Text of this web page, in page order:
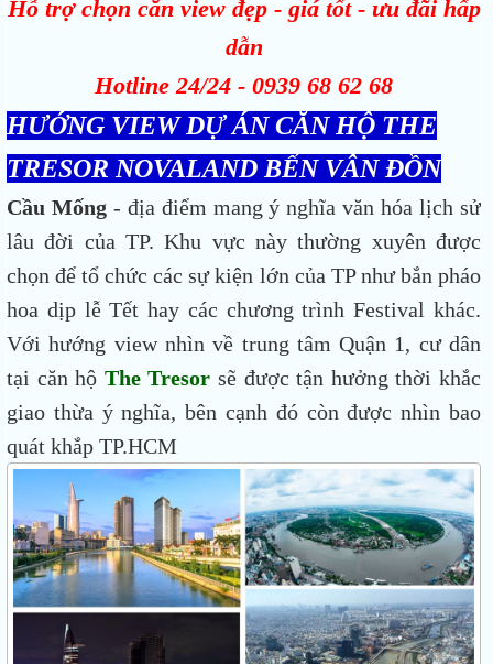
Hỗ trợ chọn căn view đẹp - giá tốt - ưu đãi hấp
dẫn
Hotline 24/24 - 0939 68 62 68
HƯỚNG VIEW DỰ ÁN CĂN HỘ THE
TRESOR NOVALAND BẾN VÂN ĐỒN
Cầu Mống- địa điểm mang ý nghĩa văn hóa lịch sử
lâu đời của TP. Khu vực này thường xuyên được
chọn để tổ chức các sự kiện lớn của TP như bắn pháo
hoa dịp lễ Tết hay các chương trình Festival khác.
Với hướng view nhìn về trung tâm Quận 1, cư dân
tại căn hộ The Tresor sẽ được tận hưởng thời khắc
giao thừa ý nghĩa, bên cạnh đó còn được nhìn bao
quát khắp TP.HCM